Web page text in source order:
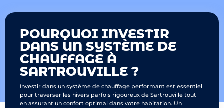
POURQUOI INVESTIR
DANS UN SYSTÈME DE
CHAUFFAGE À
SARTROUVILLE ?
Investir dans un système de chauffage performant est essentiel
pour traverser les hivers parfois rigoureux de Sartrouville tout
en assurant un confort optimal dans votre habitation. Un